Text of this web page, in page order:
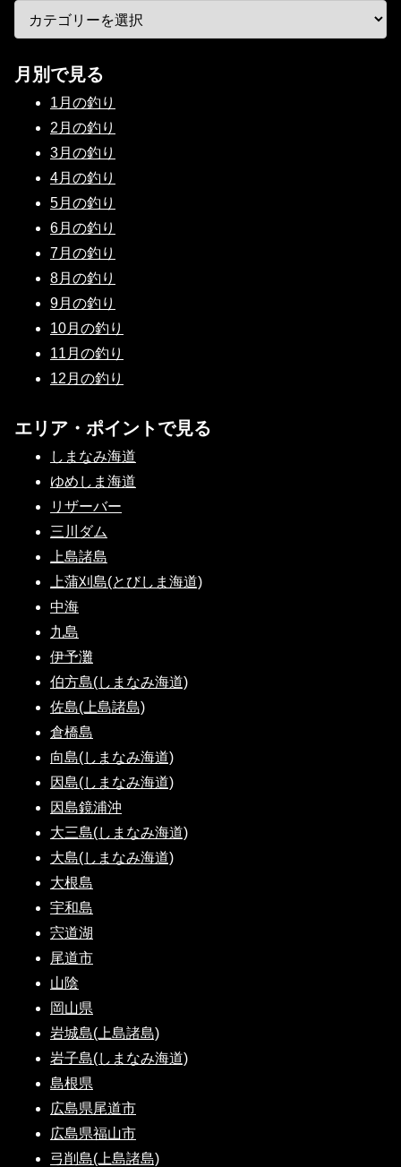
月別で見る
1月の釣り
2月の釣り
3月の釣り
4月の釣り
5月の釣り
6月の釣り
7月の釣り
8月の釣り
9月の釣り
10月の釣り
11月の釣り
12月の釣り
エリア・ポイントで見る
しまなみ海道
ゆめしま海道
リザーバー
三川ダム
上島諸島
上蒲刈島(とびしま海道)
中海
九島
伊予灘
伯方島(しまなみ海道)
佐島(上島諸島)
倉橋島
向島(しまなみ海道)
因島(しまなみ海道)
因島鏡浦沖
大三島(しまなみ海道)
大島(しまなみ海道)
大根島
宇和島
宍道湖
尾道市
山陰
岡山県
岩城島(上島諸島)
岩子島(しまなみ海道)
島根県
広島県尾道市
広島県福山市
弓削島(上島諸島)